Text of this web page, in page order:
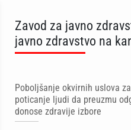
Zavod za javno
javno zdravstvo na
Poboljšanje okvirnih uslova
poticanje ljudi da preuzmu
donose zdravije izbore